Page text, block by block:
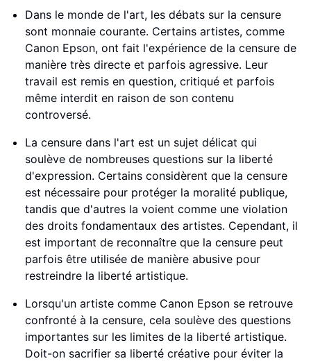
Dans le monde de l'art, les débats sur la censure
sont monnaie courante. Certains artistes, comme
Canon Epson, ont fait l'expérience de la censure de
manière très directe et parfois agressive. Leur
travail est remis en question, critiqué et parfois
même interdit en raison de son contenu
controversé.
La censure dans l'art est un sujet délicat qui
soulève de nombreuses questions sur la liberté
d'expression. Certains considèrent que la censure
est nécessaire pour protéger la moralité publique,
tandis que d'autres la voient comme une violation
des droits fondamentaux des artistes. Cependant, il
est important de reconnaître que la censure peut
parfois être utilisée de manière abusive pour
restreindre la liberté artistique.
Lorsqu'un artiste comme Canon Epson se retrouve
confronté à la censure, cela soulève des questions
importantes sur les limites de la liberté artistique.
Doit-on sacrifier sa liberté créative pour éviter la